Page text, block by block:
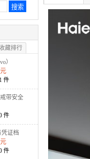
藏排行
）
无光
1 件
带安全
通警示
米加厚
件
证档
能资料
电子
件